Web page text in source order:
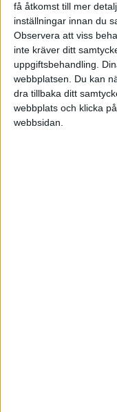
få åtkomst till mer
inställningar innan du
Observera att viss
inte kräver ditt
uppgiftsbehandling.
webbplatsen. Du kan
dra tillbaka ditt
webbplats och klicka
webbsidan.
Billiga solglasögon -
danne